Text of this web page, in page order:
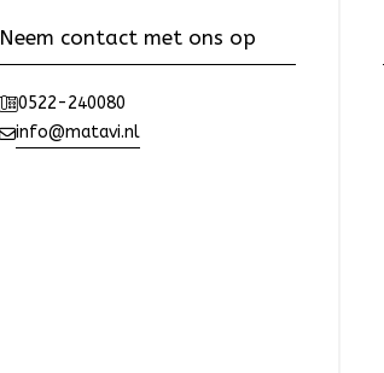
Neem contact met ons op
0522-240080
info@matavi.nl